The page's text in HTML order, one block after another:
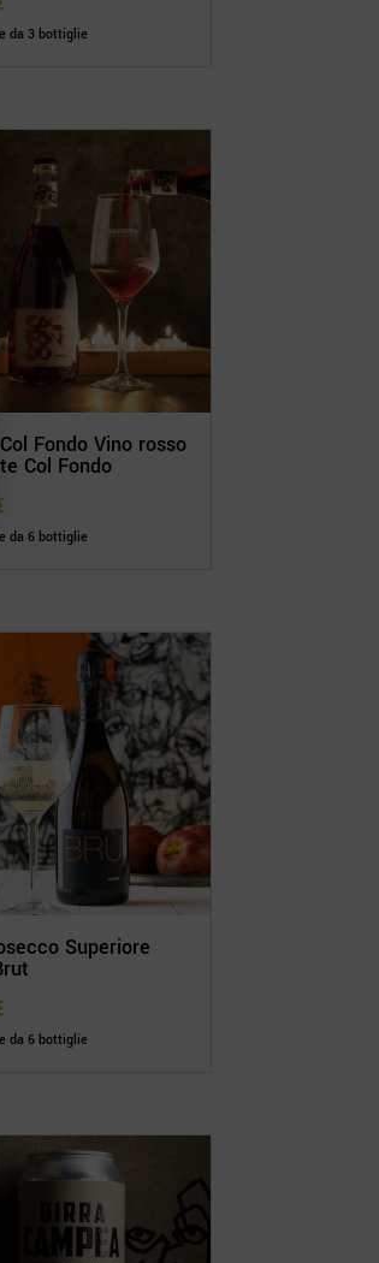
da 3 bottiglie
Fondo Vino rosso
Col Fondo
da 6 bottiglie
Superiore
da 6 bottiglie